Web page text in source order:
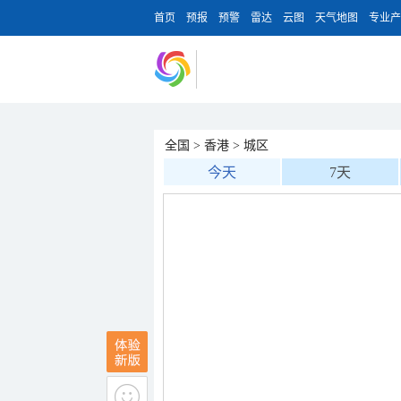
首页 预报 预警 雷达 云图 天气地图 专业
全国 > 香港 > 城区
今天 7天